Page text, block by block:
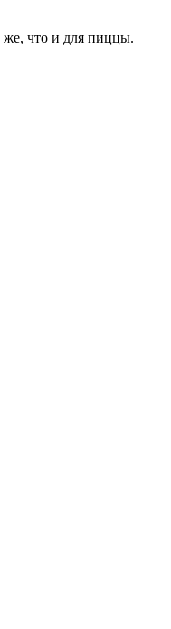
же, что и для пиццы.